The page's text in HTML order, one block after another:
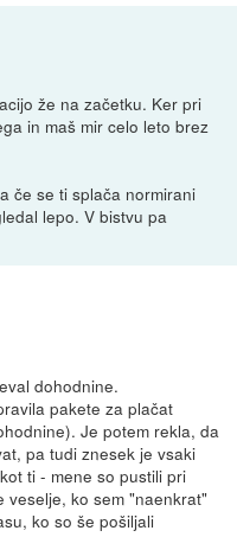
že na začetku. Ker pri
in maš mir celo leto brez
če se ti splača normirani
lepo. V bistvu pa
dohodnine.
pakete za plačat
Je potem rekla, da
pa tudi znesek je vsaki
ti - mene so pustili pri
veselje, ko sem "naenkrat"
ko so še pošiljali